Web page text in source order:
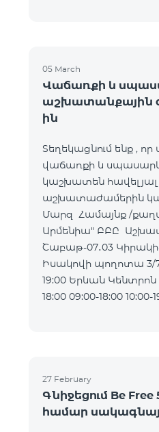
05 March
Վաճառքի և
աշխատանքային
ին
Տեղեկացնում ենք , որ
վաճառքի և
կաշխատեն հավելյալ
աշխատաժամերին
Մարզ Համայնք /
Արմենիա" ԲԲԸ Աշխատանքային ժամեր Երկ-Ուրբ
Շաբաթ-07․03 Կիրակի-08․03
Իսակովի պողոտա 3/7
19:00 Երևան Կենտրոն Խորենացու փողոց 26/26 09:00-
18:00 09:00-18:00 10:00-19:00 Երևան
27 February
Գնիջեցում Be
համար